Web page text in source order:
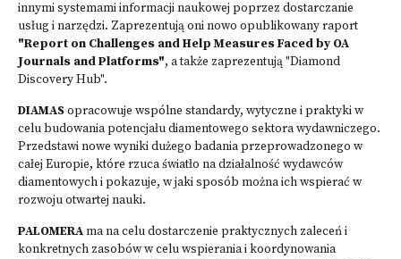
innymi systemami informacji naukowej poprzez dostarczanie
usług i narzędzi. Zaprezentują oni nowo opublikowany raport
"Report on Challenges and Help Measures Faced by OA
Journals and Platforms", a także zaprezentują "Diamond
Discovery Hub".
DIAMASopracowuje wspólne standardy, wytyczne i praktyki w
celu budowania potencjału diamentowego sektora wydawniczego.
Przedstawi nowe wyniki dużego badania przeprowadzonego w
całej Europie, które rzuca światło na działalność wydawców
diamentowych i pokazuje, w jaki sposób można ich wspierać w
rozwoju otwartej nauki.
PALOMERAma na celu dostarczenie praktycznych zaleceń i
konkretnych zasobów w celu wspierania i koordynowania